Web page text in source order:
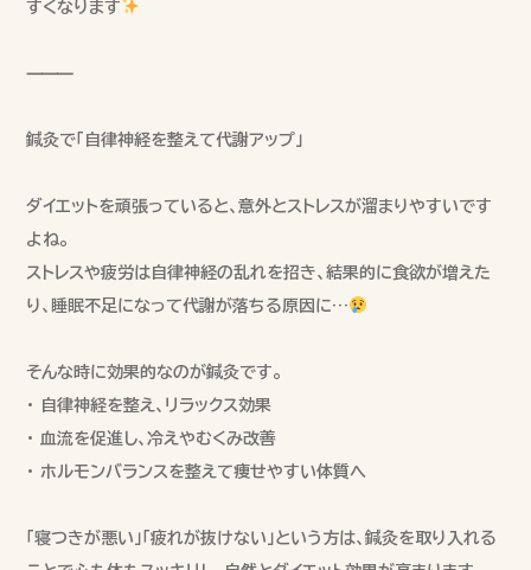
すくなります
⸻
鍼灸で「自律神経を整えて代謝アップ」
ダイエットを頑張っていると、意外とストレスが溜まりやすいです
よね。
ストレスや疲労は自律神経の乱れを招き、結果的に食欲が増えた
り、睡眠不足になって代謝が落ちる原因に…
そんな時に効果的なのが鍼灸です。
• 自律神経を整え、リラックス効果
• 血流を促進し、冷えやむくみ改善
• ホルモンバランスを整えて痩せやすい体質へ
「寝つきが悪い」「疲れが抜けない」という方は、鍼灸を取り入れる